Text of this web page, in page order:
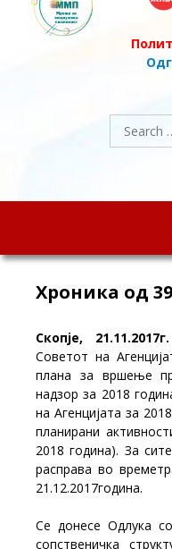
Search
for:
Хроника од
Скопје, 21.11.2017г.
Советот на
плана за вршење
надзор за 2018
на Агенцијата за
планирани
2018 година). За
расправа во
21.12.2017година.
Се донесе Одлука
сопственичка